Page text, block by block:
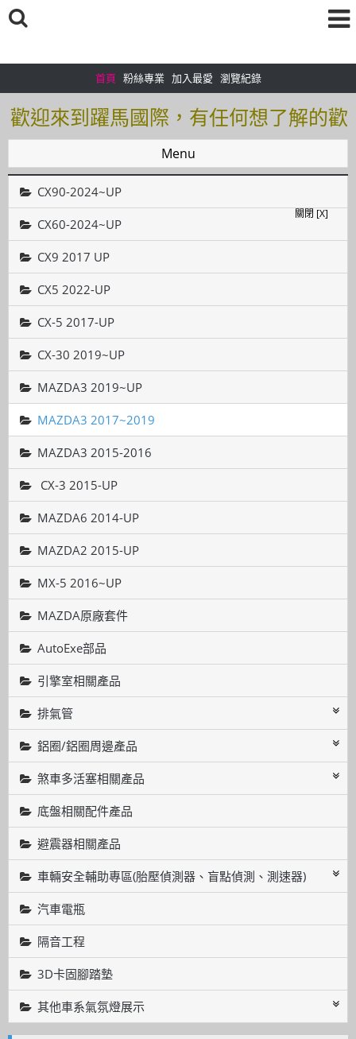
首頁 粉絲專業 加入最愛 瀏覽紀錄
歡迎來到躍馬國際，有任何想了解的歡
迎加入＠官方帳號：＠tof5459i 聯繫電
話0925166083
歡迎來到躍馬國際，有任何想了解的歡
迎加入＠官方帳號：＠tof5459i 聯繫電
Menu
CX90-2024~UP
CX60-2024~UP
CX9 2017 UP
CX5 2022-UP
CX-5 2017-UP
CX-30 2019~UP
MAZDA3 2019~UP
MAZDA3 2017~2019
MAZDA3 2015-2016
CX-3 2015-UP
MAZDA6 2014-UP
MAZDA2 2015-UP
MX-5 2016~UP
MAZDA原廠套件
AutoExe部品
引擎室相關產品
排氣管
鋁圈/鋁圈周邊產品
煞車多活塞相關產品
底盤相關配件產品
避震器相關產品
車輛安全輔助專區(胎壓偵測器、盲點偵測、測速器)
汽車電瓶
隔音工程
3D卡固腳踏墊
其他車系氣氛燈展示
關閉 [X]